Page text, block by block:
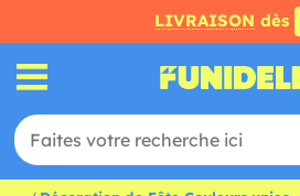
LIVRAISON dès